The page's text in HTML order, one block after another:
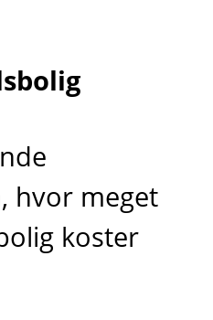
hvor meget
koster